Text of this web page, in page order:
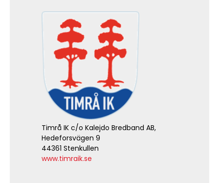
Timrå IK c/o Kalejdo Bredband AB,
Hedeforsvägen 9
44361 Stenkullen
www.timraik.se